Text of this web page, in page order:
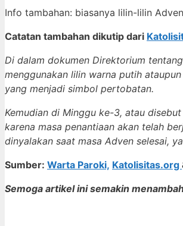
Info tambahan: biasanya lilin-lilin
Catatan tambahan dikutip dari
Di dalam dokumen Direktorium
menggunakan lilin warna putih
yang menjadi simbol pertobatan.
Kemudian di Minggu ke-3, atau
karena masa penantiaan akan telah
dinyalakan saat masa Adven selesai,
Sumber: Warta Paroki, Katolisitas.org
Semoga artikel ini semakin